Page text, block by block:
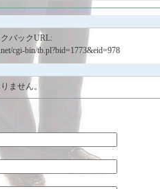
バックURL:
cgi-bin/tb.pl?bid=1773&eid=978
ません。